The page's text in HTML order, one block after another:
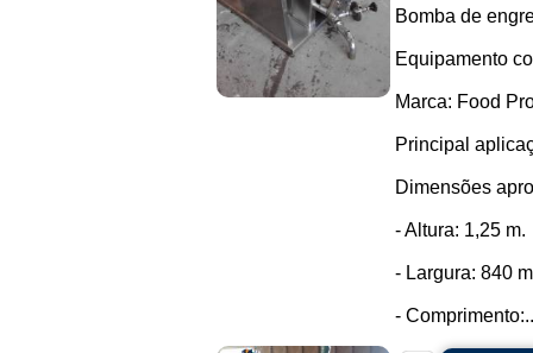
Bomba de
Equipamento
Marca: Food
Principal
Dimensões
- Altura: 1,25 m.
- Largura: 840
-